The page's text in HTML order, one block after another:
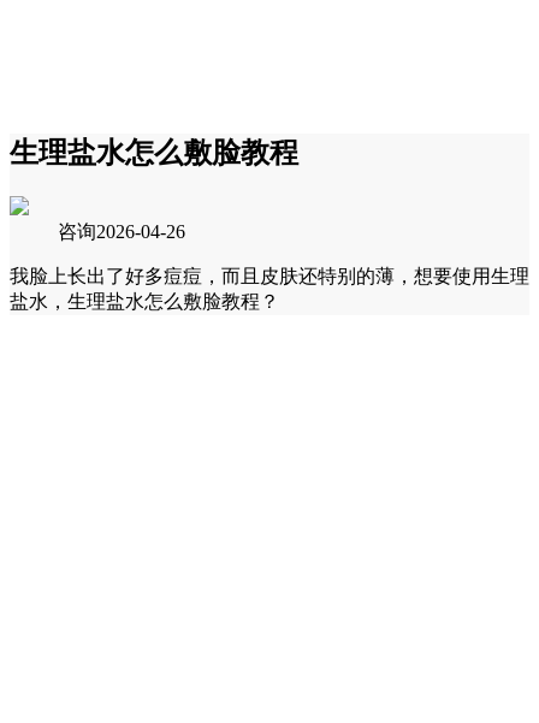
生理盐水怎么敷脸教程
咨询2026-04-26
我脸上长出了好多痘痘，而且皮肤还特别的薄，想要使用生理
盐水，生理盐水怎么敷脸教程？